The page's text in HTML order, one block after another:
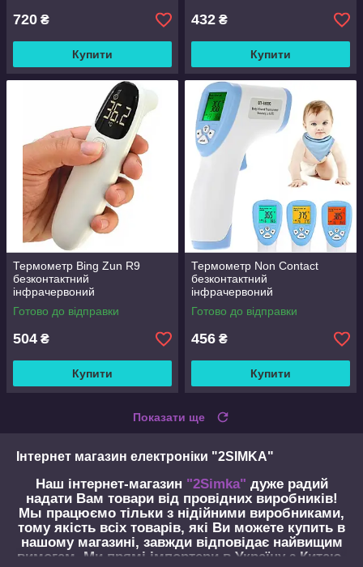
720 ₴
Купити
432 ₴
Купити
Термометр Bing Zun R9
безконтактний
інфрачервоний
Готово до відправки
504 ₴
Купити
Термометр Non Contact
безконтактний
інфрачервоний
Готово до відправки
456 ₴
Купити
Показати ще
Інтернет магазин електроніки "2SIMKA"
Наш інтернет-магазин "2Simka" дуже радий
надати Вам товари від провідних виробників!
Мы працюємо тільки з нідійними виробниками,
тому якість всіх товарів, які Ви можете купить в
нашому магазині, завжди відповідає найвищим
вимогам. Ми прямі імпортери в Україну з Китаю,